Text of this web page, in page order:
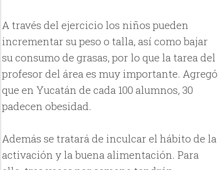
A través del ejercicio los niños pueden
incrementar su peso o talla, así como bajar
su consumo de grasas, por lo que la tarea del
profesor del área es muy importante. Agregó
que en Yucatán de cada 100 alumnos, 30
padecen obesidad.
Además se tratará de inculcar el hábito de la
activación y la buena alimentación. Para